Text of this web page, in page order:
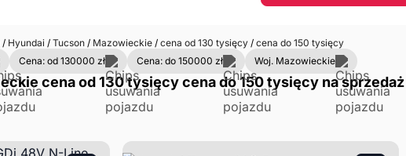
/Hyundai /Tucson /Mazowieckie /cena od 130 tysięcy /cena do 150 tysięcy
Cena: od 130000 zł Cena: do 150000 zł Woj. Mazowieckie
cena od 130 tysięcy cena do 150 tysięcy na